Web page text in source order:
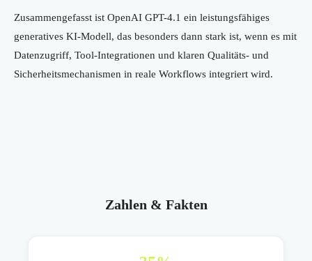
Zusammengefasst ist OpenAI GPT-4.1 ein leistungsfähiges
generatives KI-Modell, das besonders dann stark ist, wenn es mit
Datenzugriff, Tool-Integrationen und klaren Qualitäts- und
Sicherheitsmechanismen in reale Workflows integriert wird.
Zahlen & Fakten